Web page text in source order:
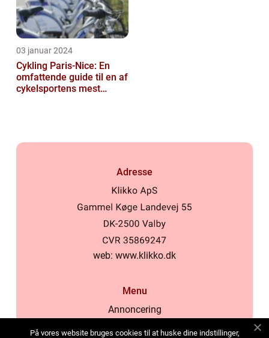
03 januar 2024
Cykling Paris-Nice: En
omfattende guide til en af
cykelsportens mest
Adresse
web: www.klikko.dk
Menu
Annoncering
På vores website bruges cookies til at huske dine indstillinger,